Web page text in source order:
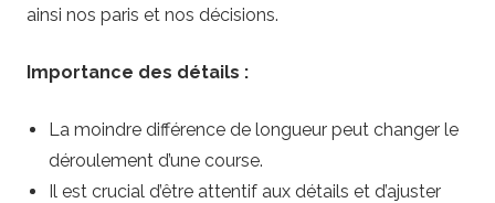
ainsi nos paris et nos décisions.
Importance des détails :
La moindre différence de longueur peut changer le
déroulement d’une course.
Il est crucial d’être attentif aux détails et d’ajuster